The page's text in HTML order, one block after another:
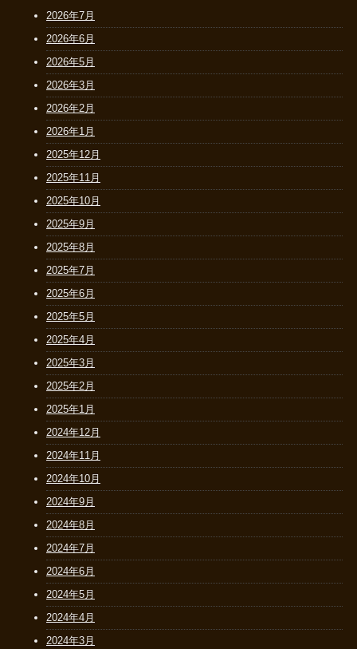
2026年7月
2026年6月
2026年5月
2026年3月
2026年2月
2026年1月
2025年12月
2025年11月
2025年10月
2025年9月
2025年8月
2025年7月
2025年6月
2025年5月
2025年4月
2025年3月
2025年2月
2025年1月
2024年12月
2024年11月
2024年10月
2024年9月
2024年8月
2024年7月
2024年6月
2024年5月
2024年4月
2024年3月